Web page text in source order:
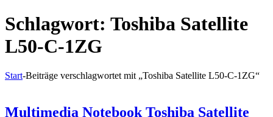
Schlagwort: Toshiba Satellite
L50-C-1ZG
Start-Beiträge verschlagwortet mit „Toshiba Satellite L50-C-1ZG“
Multimedia Notebook Toshiba Satellite